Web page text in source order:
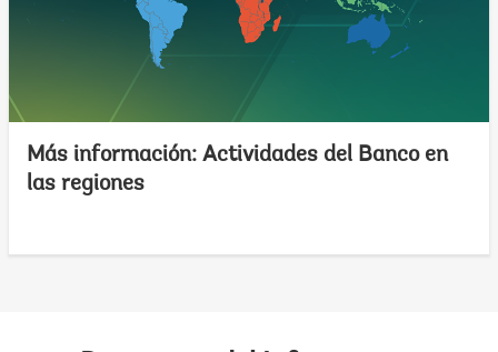
Más información: Actividades del Banco en
las regiones